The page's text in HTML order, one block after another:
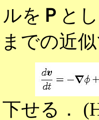
を Ｐ と
での近
せる．